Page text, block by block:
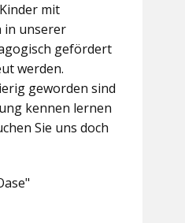
mit
in unserer
gefördert
werden.
geworden sind
kennen lernen
Sie uns doch